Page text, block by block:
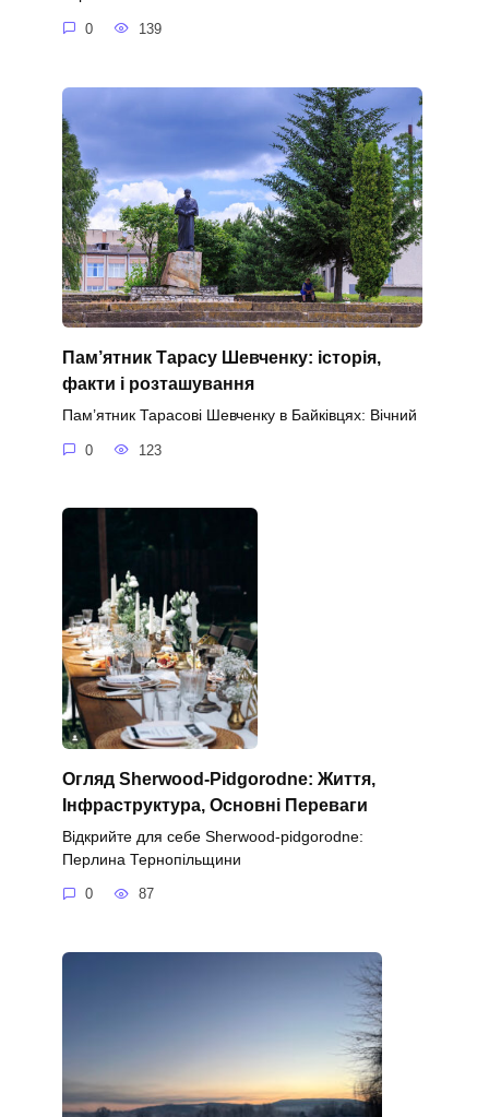
0 139
Пам’ятник Тарасу Шевченку: історія,
факти і розташування
Пам’ятник Тарасові Шевченку в Байківцях: Вічний
0 123
Огляд Sherwood-Pidgorodne: Життя,
Інфраструктура, Основні Переваги
Відкрийте для себе Sherwood-pidgorodne:
Перлина Тернопільщини
0 87